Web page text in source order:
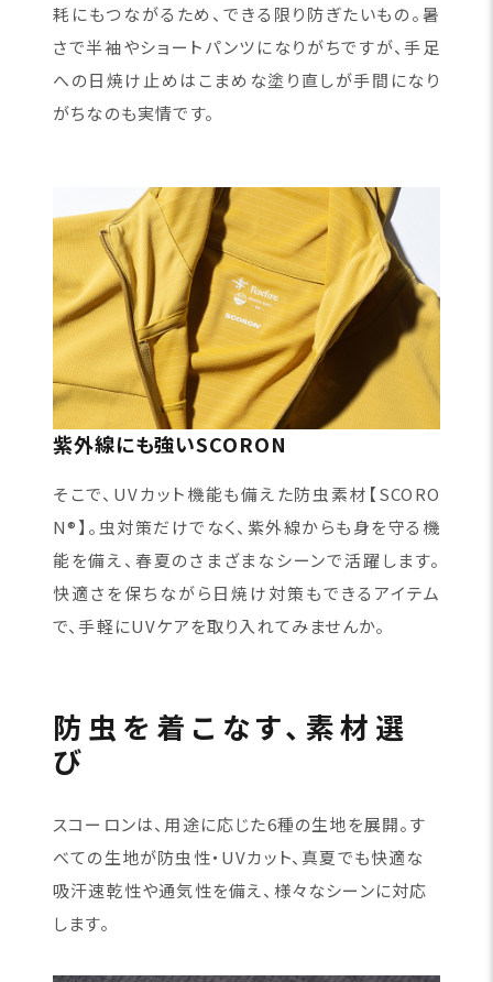
耗にもつながるため、できる限り防ぎたいもの。暑
さで半袖やショートパンツになりがちですが、手足
への日焼け止めはこまめな塗り直しが手間になり
がちなのも実情です。
紫外線にも強いSCORON
そこで、UVカット機能も備えた防虫素材【SCORO
N®】。虫対策だけでなく、紫外線からも身を守る機
能を備え、春夏のさまざまなシーンで活躍します。
快適さを保ちながら日焼け対策もできるアイテム
で、手軽にUVケアを取り入れてみませんか。
防虫を着こなす、素材選
び
スコーロンは、用途に応じた6種の生地を展開。す
べての生地が防虫性・UVカット、真夏でも快適な
吸汗速乾性や通気性を備え、様々なシーンに対応
します。